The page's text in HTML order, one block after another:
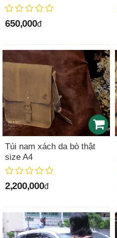
650,000đ
Túi nam xách da bò thật
size A4
2,200,000đ